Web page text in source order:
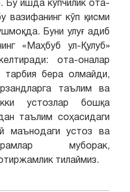
Бу ишда кўпчилик ота-
вазифанинг кўп қисми
Буни улуғ адиб
«Маҳбуб ул-Қулуб»
ота-оналар
тарбия бера олмайди,
таълим ва
устозлар бошқа
таълим соҳасидаги
маънодаги устоз ва
муборак,
тилаймиз.